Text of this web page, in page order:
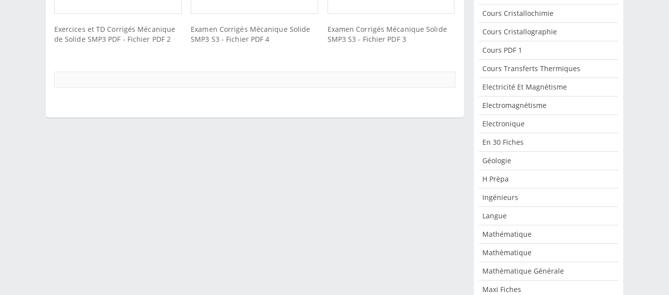
Exercices et TD Corrigés Mécanique
de Solide SMP3 PDF - Fichier PDF 2
Examen Corrigés Mécanique Solide
SMP3 S3 - Fichier PDF 4
Examen Corrigés Mécanique Solide
SMP3 S3 - Fichier PDF 3
Cours Cristallochimie
Cours Cristallographie
Cours PDF 1
Cours Transferts Thermiques
Electricité Et Magnétisme
Electromagnétisme
Electronique
En 30 Fiches
Géologie
H Prèpa
Ingénieurs
Langue
Mathématique
Mathèmatique
Mathèmatique Générale
Maxi Fiches